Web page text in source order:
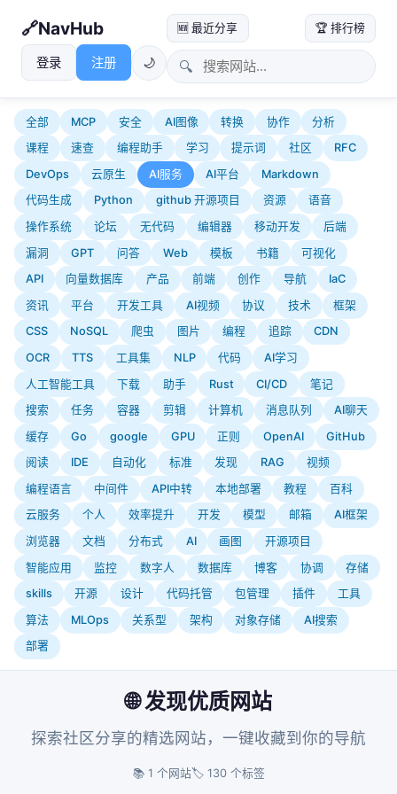
NavHub 🆕 最近分享 🏆 排行榜
🔍
登录 注册 🌙
全部 MCP 安全 AI图像 转换 协作
分析
课程
速查 编程助手 学习 提示词 社区
RFC
DevOps
云原生 AI服务 AI平台
Markdown
代码生成
Python github 开源项目 资源
语音
操作系统
论坛 无代码 编辑器 移动开发
后端
漏洞
GPT 问答 Web 模板 书籍
可视化
API
向量数据库 产品 前端 创作 导航
IaC
资讯
平台 开发工具 AI视频 协议 技术
框架
CSS
NoSQL 爬虫 图片 编程 追踪
CDN
OCR
TTS 工具集 NLP 代码
AI学习
人工智能工具
下载 助手 Rust CI/CD
笔记
搜索
任务 容器 剪辑 计算机 消息队列
AI聊天
缓存
Go google GPU 正则 OpenAI
GitHub
阅读
IDE 自动化 标准 发现 RAG
视频
编程语言
中间件 API中转 本地部署 教程
百科
云服务
个人 效率提升 开发 模型 邮箱
AI框架
浏览器
文档 分布式 AI 画图
开源项目
智能应用
监控 数字人 数据库 博客 协调
存储
skills
开源 设计 代码托管 包管理 插件
工具
算法
MLOps 关系型 架构 对象存储
AI搜索
部署
🌐 发现优质网站
探索社区分享的精选网站，一键收藏到你的导航
📚 1 个网站🏷️ 130 个标签